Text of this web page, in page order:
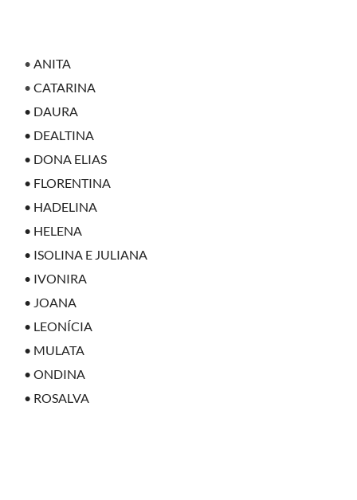
• ANITA
• CATARINA
• DAURA
• DEALTINA
• DONA ELIAS
• FLORENTINA
• HADELINA
• HELENA
• ISOLINA E JULIANA
• IVONIRA
• JOANA
• LEONÍCIA
• MULATA
• ONDINA
• ROSALVA